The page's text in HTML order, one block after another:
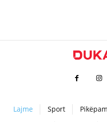
Lajme Sport